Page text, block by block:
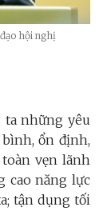
hội nghị
những yêu
ổn định,
toàn vẹn lãnh
cao năng lực
tận dụng tối